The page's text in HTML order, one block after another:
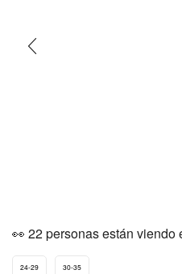
👀 22 personas están viendo
24-29 30-35